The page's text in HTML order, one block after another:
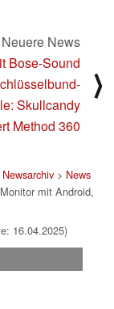
Neuere News
Bose-Sound
Skullcandy
Method 360
⟩
Newsarchiv> News
mit Android,
16.04.2025)